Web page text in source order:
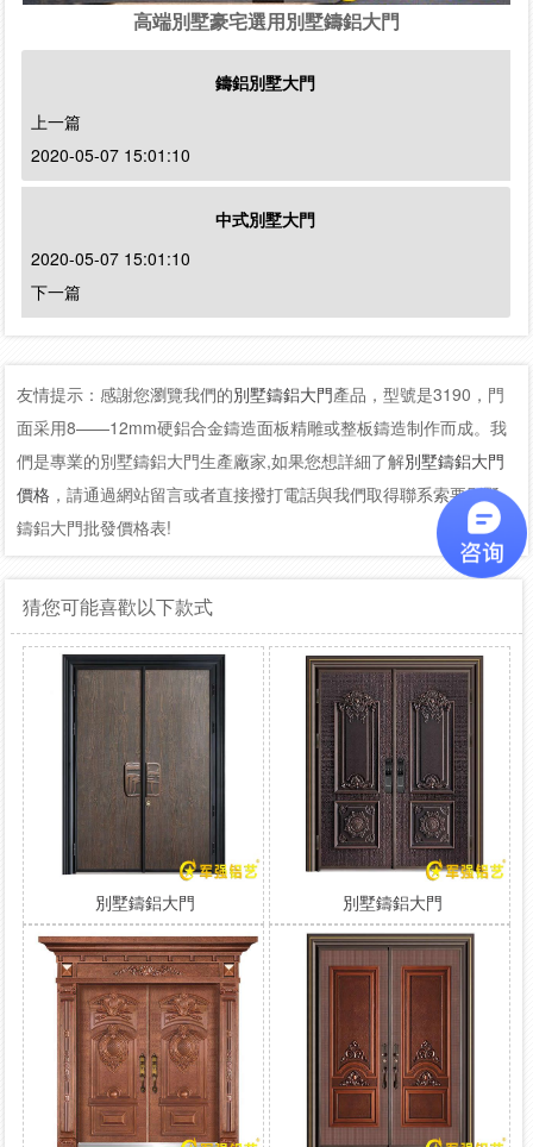
高端別墅豪宅選用別墅鑄鋁大門
鑄鋁別墅大門
上一篇
2020-05-07 15:01:10
中式別墅大門
2020-05-07 15:01:10
下一篇
友情提示：感謝您瀏覽我們的別墅鑄鋁大門產品，型號是3190，門
面采用8——12mm硬鋁合金鑄造面板精雕或整板鑄造制作而成。我
們是專業的別墅鑄鋁大門生產廠家,如果您想詳細了解別墅鑄鋁大門
價格 ，請通過網站留言或者直接撥打電話與我們取得聯系索要別墅
鑄鋁大門批發價格表!
猜您可能喜歡以下款式
別墅鑄鋁大門 別墅鑄鋁大門